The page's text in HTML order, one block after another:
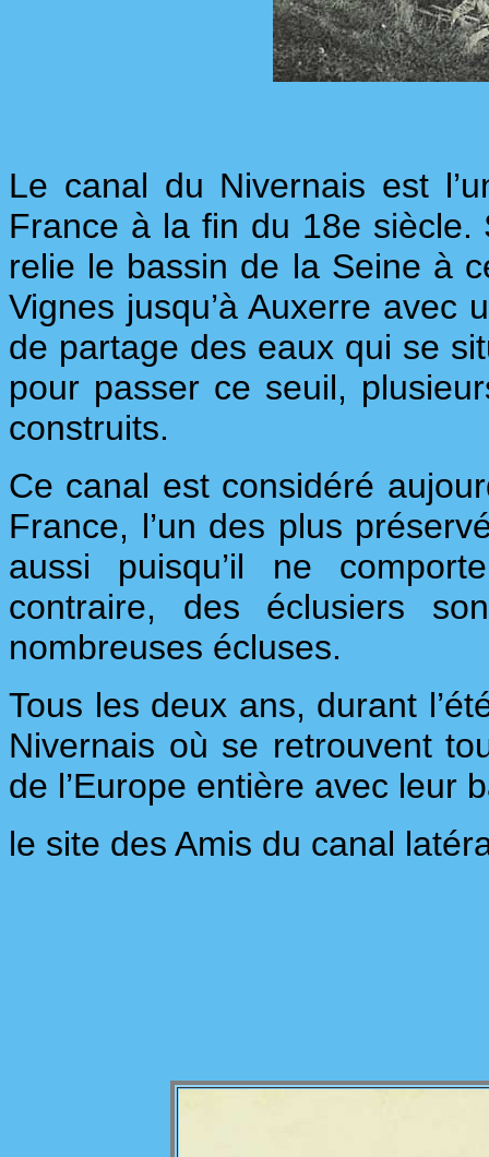
Le canal du Nivernais est
France à la fin du 18e
relie le bassin de la Seine à
Vignes jusqu’à Auxerre avec
de partage des eaux qui se
pour passer ce seuil,
construits.
Ce canal est considéré
France, l’un des plus
aussi puisqu’il ne
contraire, des éclusiers
nombreuses écluses.
Tous les deux ans, durant
Nivernais où se retrouvent
de l’Europe entière avec leur
le site des Amis du canal